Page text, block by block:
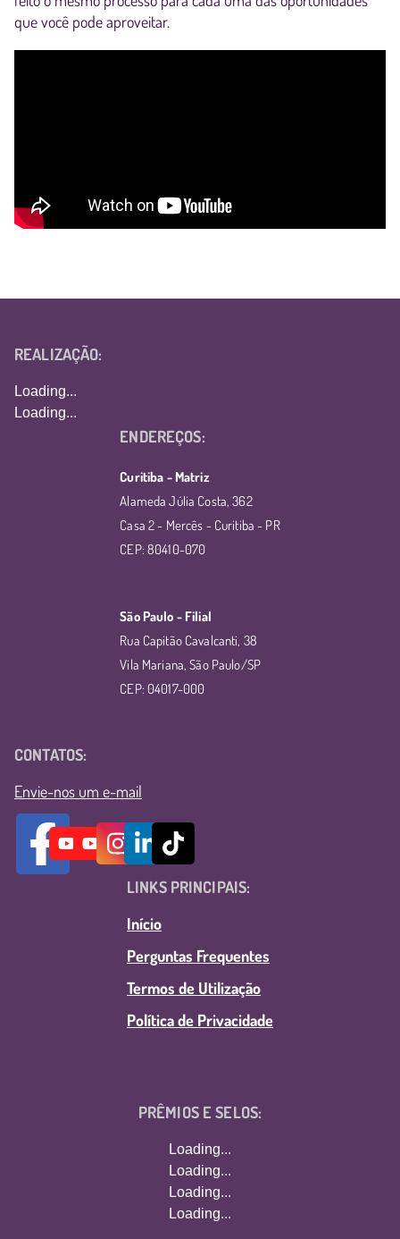
que você pode aproveitar.
REALIZAÇÃO:
Loading...
Loading...
ENDEREÇOS:
Curitiba - Matriz
Alameda Júlia Costa, 362
Casa 2 - Mercês - Curitiba - PR
CEP: 80410-070
São Paulo - Filial
Rua Capitão Cavalcanti, 38
Vila Mariana, São Paulo/SP
CEP: 04017-000
CONTATOS:
Envie-nos um e-mail
LINKS PRINCIPAIS:
Início
Perguntas Frequentes
Termos de Utilização
Política de Privacidade
PRÊMIOS E SELOS:
Loading...
Loading...
Loading...
Loading...